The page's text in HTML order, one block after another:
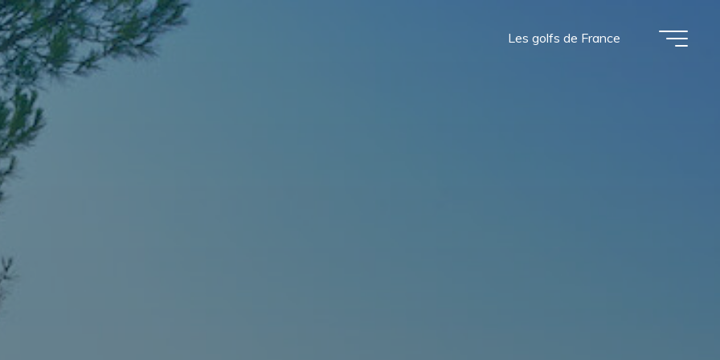
Les golfs de France